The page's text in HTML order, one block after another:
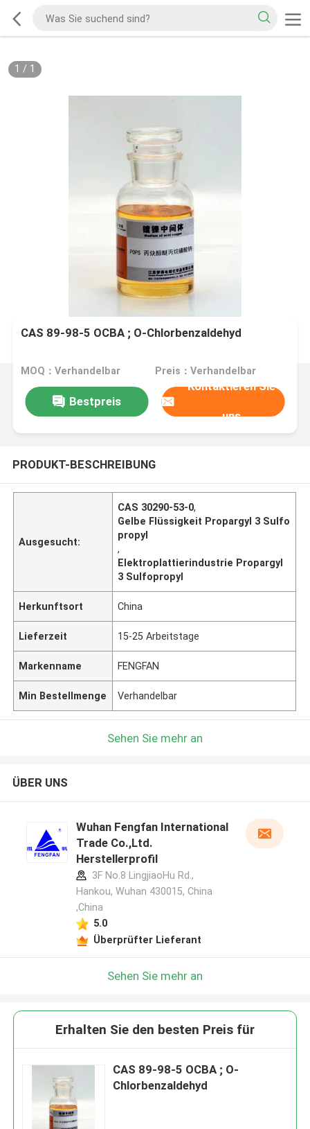
1 / 1
CAS 89-98-5 OCBA ; O-Chlorbenzaldehyd
MOQ：Verhandelbar Preis：Verhandelbar
Bestpreis
Kontaktieren Sie
uns
PRODUKT-BESCHREIBUNG
Ausgesucht:
CAS 30290-53-0,
Gelbe Flüssigkeit Propargyl 3 Sulfo
propyl
,
Elektroplattierindustrie Propargyl
3 Sulfopropyl
Herkunftsort China
Lieferzeit 15-25 Arbeitstage
Markenname FENGFAN
Min Bestellmenge Verhandelbar
Sehen Sie mehr an
ÜBER UNS
Wuhan Fengfan International
Trade Co.,Ltd.
Herstellerprofil
3F No.8 LingjiaoHu Rd.,
Hankou, Wuhan 430015, China
,China
5.0
Überprüfter Lieferant
Sehen Sie mehr an
Erhalten Sie den besten Preis für
CAS 89-98-5 OCBA ; O-
Chlorbenzaldehyd